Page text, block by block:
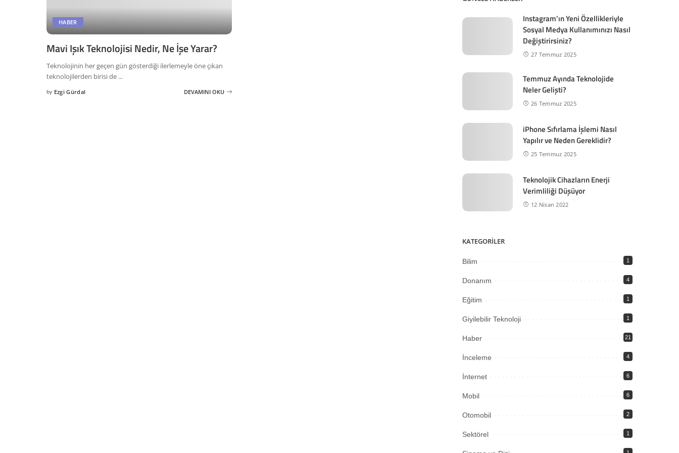
HABER
Mavi Işık Teknolojisi Nedir, Ne İşe Yarar?
Teknolojinin her geçen gün gösterdiği ilerlemeyle öne çıkan
teknolojilerden birisi de ...
Posted
by Ezgi Gürdal DEVAMINI OKU
Instagram’ın Yeni Özellikleriyle
Sosyal Medya Kullanımınızı Nasıl
Değiştirirsiniz?
27 Temmuz 2025
Temmuz Ayında Teknolojide
Neler Gelişti?
26 Temmuz 2025
iPhone Sıfırlama İşlemi Nasıl
Yapılır ve Neden Gereklidir?
25 Temmuz 2025
Teknolojik Cihazların Enerji
Verimliliği Düşüyor
12 Nisan 2022
KATEGORİLER
Bilim 1
Donanım 4
Eğitim 1
Giyilebilir Teknoloji 1
Haber 21
İnceleme 4
İnternet 6
Mobil 6
Otomobil 2
Sektörel 1